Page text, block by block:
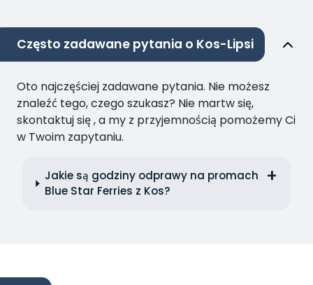
Często zadawane pytania o Kos-Lipsi
Oto najczęściej zadawane pytania. Nie możesz
znaleźć tego, czego szukasz? Nie martw się,
skontaktuj się , a my z przyjemnością pomożemy Ci
w Twoim zapytaniu.
Jakie są godziny odprawy na promach
Blue Star Ferries z Kos?